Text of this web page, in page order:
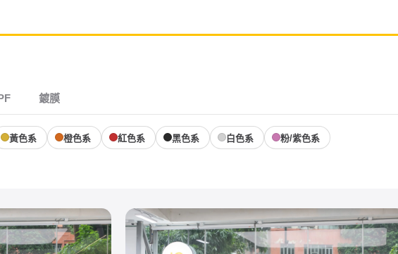
鍍膜
黃色系 橙色系 紅色系 黑色系 白色系 粉/紫色系